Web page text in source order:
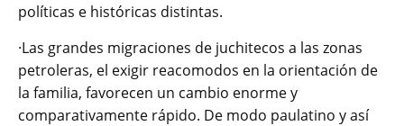
políticas e históricas distintas.
·Las grandes migraciones de juchitecos a las zonas
petroleras, el exigir reacomodos en la orientación de
la familia, favorecen un cambio enorme y
comparativamente rápido. De modo paulatino y así